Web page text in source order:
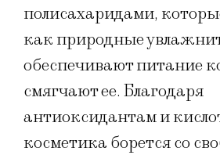
полисахаридами,
как природные
обеспечивают питание
смягчают ее. Благодаря
антиоксидантам и
косметика борется со